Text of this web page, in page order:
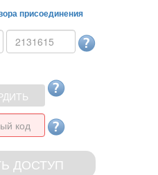
присоединения